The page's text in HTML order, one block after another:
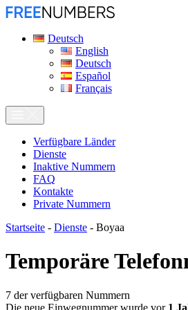
Deutsch
English
Deutsch
Español
Français
Verfügbare Länder
Dienste
Inaktive Nummern
FAQ
Kontakte
Private Nummern
Startseite - Dienste - Boyaa
Temporäre
7 der verfügbaren Nummern
Die neue Einwegnummer wurde vor 1